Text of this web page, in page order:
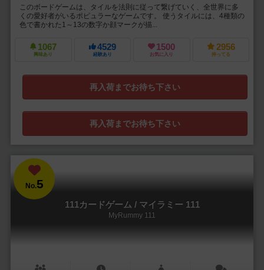
このボードゲームは、タイルを法則に従って繋げていく、全世界に多
くの愛好者がいるポピュラーなゲームです。 使うタイルには、4種類の
色で書かれた1～13の数字か顔マークが描...
1067
興味あり
4529
経験あり
1500
お気に入り
2956
持ってる
再入荷までお待ち下さい
再入荷までお待ち下さい
No.5
111カードゲーム / マイラミー 111
MyRummy 111